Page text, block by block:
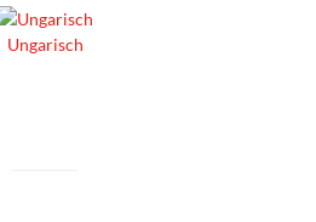
Ungarisch